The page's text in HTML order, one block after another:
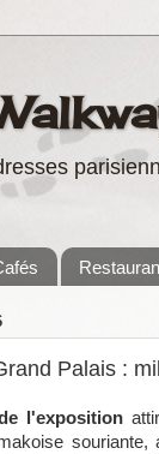
Palais :
l'exposition
souriante,